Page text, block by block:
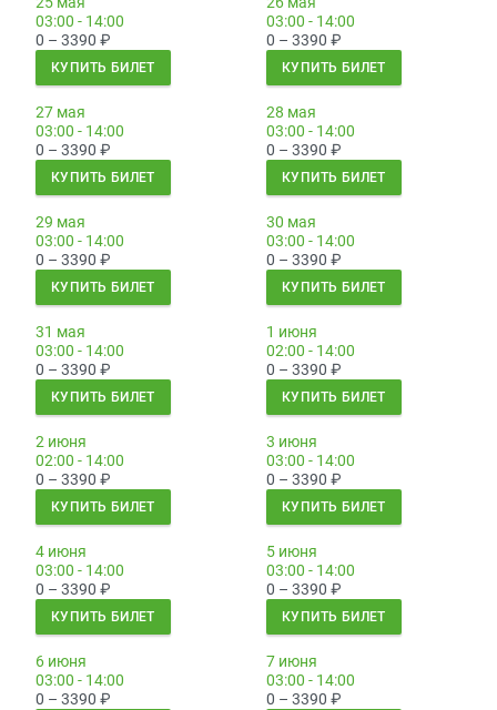
03:00 - 14:00
0 – 3390 ₽
КУПИТЬ БИЛЕТ
03:00 - 14:00
0 – 3390 ₽
КУПИТЬ БИЛЕТ
27 мая
03:00 - 14:00
0 – 3390 ₽
КУПИТЬ БИЛЕТ
28 мая
03:00 - 14:00
0 – 3390 ₽
КУПИТЬ БИЛЕТ
29 мая
03:00 - 14:00
0 – 3390 ₽
КУПИТЬ БИЛЕТ
30 мая
03:00 - 14:00
0 – 3390 ₽
КУПИТЬ БИЛЕТ
31 мая
03:00 - 14:00
0 – 3390 ₽
КУПИТЬ БИЛЕТ
1 июня
02:00 - 14:00
0 – 3390 ₽
КУПИТЬ БИЛЕТ
2 июня
02:00 - 14:00
0 – 3390 ₽
КУПИТЬ БИЛЕТ
3 июня
03:00 - 14:00
0 – 3390 ₽
КУПИТЬ БИЛЕТ
4 июня
03:00 - 14:00
0 – 3390 ₽
КУПИТЬ БИЛЕТ
5 июня
03:00 - 14:00
0 – 3390 ₽
КУПИТЬ БИЛЕТ
6 июня
03:00 - 14:00
0 – 3390 ₽
7 июня
03:00 - 14:00
0 – 3390 ₽